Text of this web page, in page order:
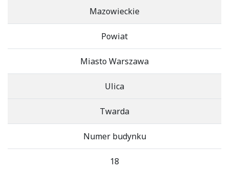
Mazowieckie
Powiat
Miasto Warszawa
Ulica
Twarda
Numer budynku
18